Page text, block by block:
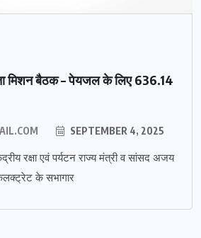
मिशन बैठक – पेयजल के लिए 636.14
SEPTEMBER 4, 2025
रक्षा एवं पर्यटन राज्य मंत्री व सांसद अजय
के सभागार